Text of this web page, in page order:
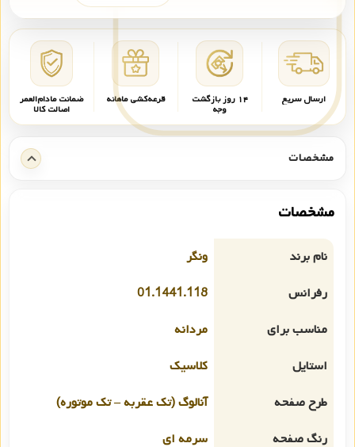
ارسال سریع ۱۴ روز بازگشت
وجه
قرعه‌کشی ماهانه ضمانت مادام‌العمر
اصالت کالا
مشخصات
مشخصات
نام برند
ونگر
رفرانس
01.1441.118
مناسب برای
مردانه
استایل
کلاسیک
طرح صفحه
آنالوگ (تک عقربه – تک موتوره)
رنگ صفحه
سرمه ای